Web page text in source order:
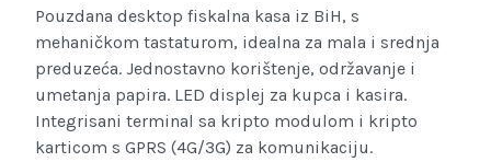
Pouzdana desktop fiskalna kasa iz BiH, s
mehaničkom tastaturom, idealna za mala i srednja
preduzeća. Jednostavno korištenje, održavanje i
umetanja papira. LED displej za kupca i kasira.
Integrisani terminal sa kripto modulom i kripto
karticom s GPRS (4G/3G) za komunikaciju.